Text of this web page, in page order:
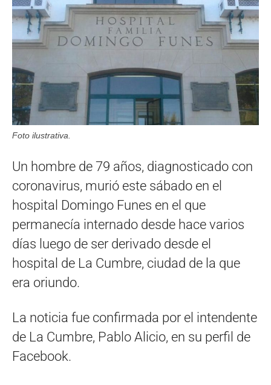
Foto ilustrativa.
Un hombre de 79 años, diagnosticado con
coronavirus, murió este sábado en el
hospital Domingo Funes en el que
permanecía internado desde hace varios
días luego de ser derivado desde el
hospital de La Cumbre, ciudad de la que
era oriundo.
La noticia fue confirmada por el intendente
de La Cumbre, Pablo Alicio, en su perfil de
Facebook.